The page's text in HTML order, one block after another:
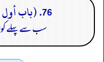
76. (باب أول ما فعل ومن فعله)
سب سے پہلے